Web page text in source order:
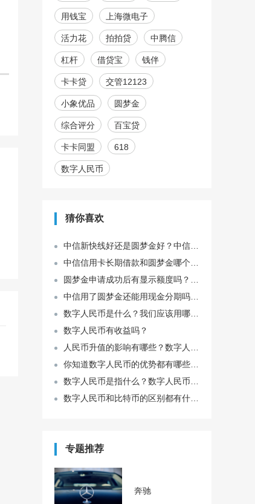
用钱宝 上海微电子
活力花 拍拍贷 中腾信
杠杆 借贷宝 钱伴
卡卡贷 交管12123
小象优品 圆梦金
综合评分 百宝贷
卡卡同盟 618
数字人民币
猜你喜欢
数字人民币有收益吗？
专题推荐
奔驰